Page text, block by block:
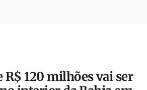
R$ 120 milhões vai ser